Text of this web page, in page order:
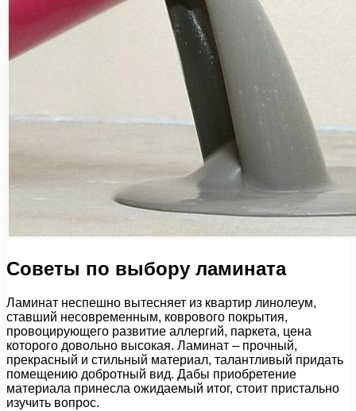
Советы по выбору ламината
Ламинат неспешно вытесняет из квартир линолеум,
ставший несовременным, коврового покрытия,
провоцирующего развитие аллергий, паркета, цена
которого довольно высокая. Ламинат – прочный,
прекрасный и стильный материал, талантливый придать
помещению добротный вид. Дабы приобретение
материала принесла ожидаемый итог, стоит пристально
изучить вопрос.